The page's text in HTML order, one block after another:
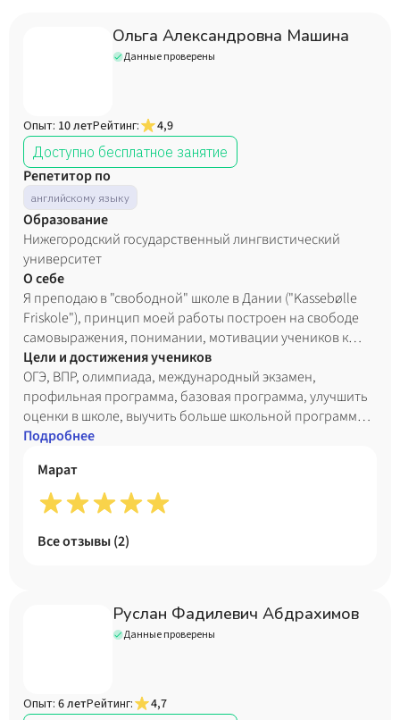
Ольга Александровна Машина
Данные проверены
Опыт: 10 летРейтинг:
4,9
Доступно бесплатное занятие
Репетитор по
английскому языку
Образование
Нижегородский государственный лингвистический
университет
О себе
Я преподаю в "свободной" школе в Дании ("Kassebølle
Friskole"), принцип моей работы построен на свободе
самовыражения, понимании, мотивации учеников к
процессу обучения, а так же на творческом и
индивидуальном подходе к каждому ребёнку.
Цели и достижения учеников
ОГЭ, ВПР, олимпиада, международный экзамен,
профильная программа, базовая программа, улучшить
оценки в школе, выучить больше школьной программы,
привить интерес к предмету, подтянуть школьные
школу с углубленным изучением предмета
Подробнее
Марат
Все отзывы (2)
Руслан Фадилевич Абдрахимов
Данные проверены
Опыт: 6 летРейтинг:
4,7